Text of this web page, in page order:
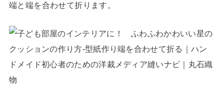
端と端を合わせて折ります。